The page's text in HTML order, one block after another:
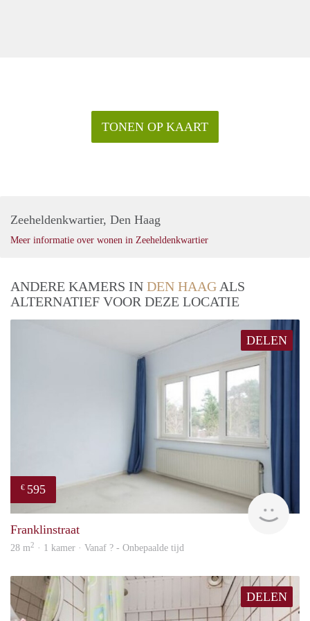
TONEN OP KAART
Zeeheldenkwartier, Den Haag
Meer informatie over wonen in Zeeheldenkwartier
ANDERE KAMERS IN DEN HAAG ALS
ALTERNATIEF VOOR DEZE LOCATIE
DELEN
€ 595
Franklinstraat
28 m2 · 1 kamer · Vanaf ? - Onbepaalde tijd
DELEN